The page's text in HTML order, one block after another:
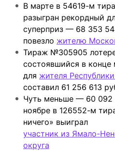
В марте в 54619-м
разыгран рекордный
суперприз — 68 353
повезло жителю
Тираж №305905
состоявшийся в конце
для жителя
составил 61 256 613
Чуть меньше — 60
ноябре в 126552-м
ничего» выиграл
участник из Ямало-
округа